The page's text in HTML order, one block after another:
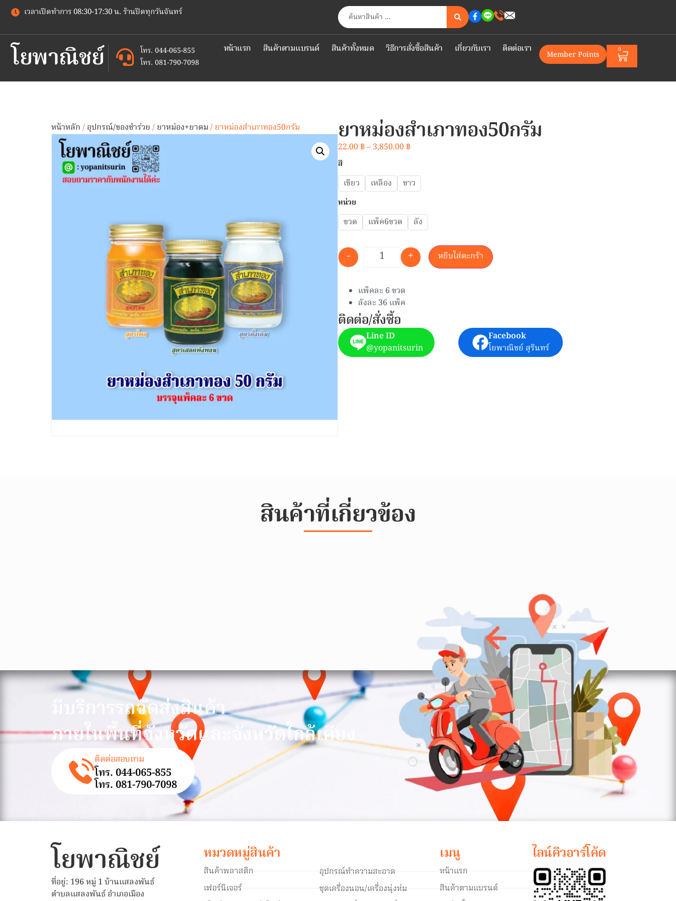
เวลาเปิดทำการ 08:30-17:30 น. ร้านปิดทุกวันจันทร์
โยพาณิชย์
โทร. 044-065-855
โทร. 081-790-7098
หน้าแรก สินค้าตามแบรนด์ สินค้าทั้งหมด วิธีการสั่งซื้อสินค้า เกี่ยวกับเรา ติดต่อเรา Member Points 0
หน้าหลัก/อุปกรณ์/ของชำร่วย /ยาหม่อง+ยาดม/ ยาหม่องสำเภาทอง50กรัม ยาหม่องสำเภาทอง50กรัม
22.00฿–3,850.00฿
สี
เขียว เหลือง ขาว
หน่วย
ขวด แพ็ค6ขวด ลัง
- + หยิบใส่ตะกร้า
แพ็คละ 6 ขวด
ลังละ 36 แพ็ค
ติดต่อ/สั่งซื้อ
Line ID
@yopanitsurin
Facebook
โยพาณิชย์ สุรินทร์
สินค้าที่เกี่ยวข้อง
มีบริการรถจัดส่งสินค้า
ภายในพื้นที่จังหวัดและจังหวัดใกล้เคียง
ติดต่อสอบถาม
โทร. 044-065-855
โทร. 081-790-7098
โยพาณิชย์
ที่อยู่: 196 หมู่ 1 บ้านแสลงพันธ์
ตำบลแสลงพันธ์ อำเภอเมือง
หมวดหมู่สินค้า
สินค้าพลาสติก
เฟอร์นิเจอร์
อุปกรณ์ทำความสะอาด
ชุดเครื่องนอน/เครื่องนุ่งห่ม
เมนู
หน้าแรก
สินค้าตามแบรนด์
ไลน์คิวอาร์โค้ด